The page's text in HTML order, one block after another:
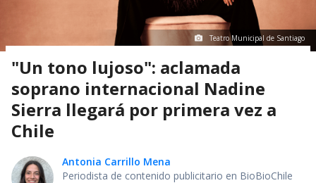
Teatro Municipal de Santiago
"Un tono lujoso": aclamada
soprano internacional Nadine
Sierra llegará por primera vez a
Chile
Antonia Carrillo Mena
Periodista de contenido publicitario en BioBioChile